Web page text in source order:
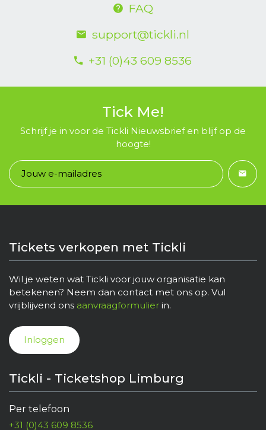
FAQ
support@tickli.nl
+31 (0)43 609 8536
Tick Me!
Schrijf je in voor de Tickli Nieuwsbrief en blijf op de
hoogte!
Tickets verkopen met Tickli
Wil je weten wat Tickli voor jouw organisatie kan
betekenen? Neem dan contact met ons op. Vul
vrijblijvend ons aanvraagformulier in.
Inloggen
Tickli - Ticketshop Limburg
Per telefoon
+31 (0)43 609 8536